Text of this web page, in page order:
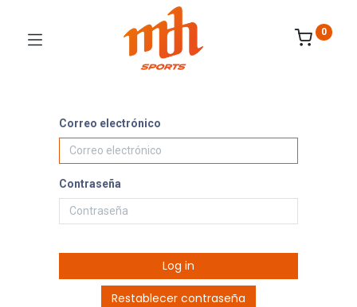
0
Correo electrónico
Contraseña
Log in
Restablecer contraseña